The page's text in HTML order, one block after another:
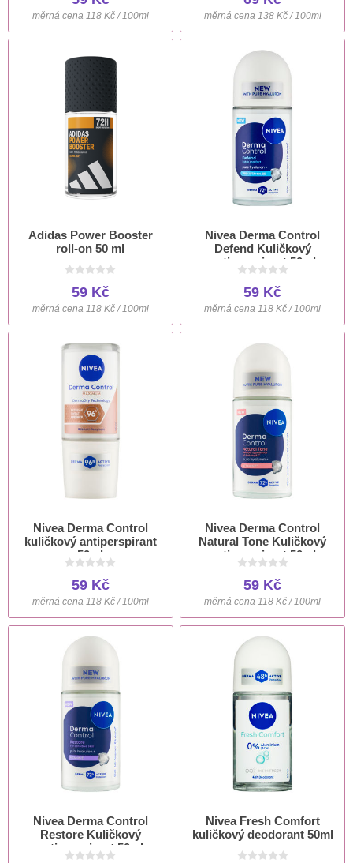
měrná cena 118 Kč / 100ml měrná cena 138 Kč / 100ml
Adidas Power Booster
roll-on 50 ml
59 Kč
měrná cena 118 Kč / 100ml
Nivea Derma Control
Defend Kuličkový
antiperspirant 50ml
59 Kč
měrná cena 118 Kč / 100ml
Nivea Derma Control
kuličkový antiperspirant
50ml
59 Kč
měrná cena 118 Kč / 100ml
Nivea Derma Control
Natural Tone Kuličkový
antiperspirant 50ml
59 Kč
měrná cena 118 Kč / 100ml
Nivea Derma Control
Restore Kuličkový
antiperspirant 50ml
Nivea Fresh Comfort
kuličkový deodorant 50ml